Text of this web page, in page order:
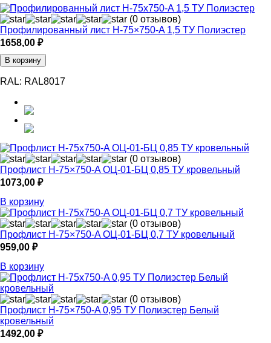
(0 отзывов)
Профилированный лист Н-75×750-A 1,5 ТУ Полиэстер
1658,00 ₽
В корзину
RAL: RAL8017
(0 отзывов)
Профлист Н-75×750-A ОЦ-01-БЦ 0,85 ТУ кровельный
1073,00 ₽
В корзину
(0 отзывов)
Профлист Н-75×750-A ОЦ-01-БЦ 0,7 ТУ кровельный
959,00 ₽
В корзину
(0 отзывов)
Профлист Н-75×750-A 0,95 ТУ Полиэстер Белый
кровельный
1492,00 ₽